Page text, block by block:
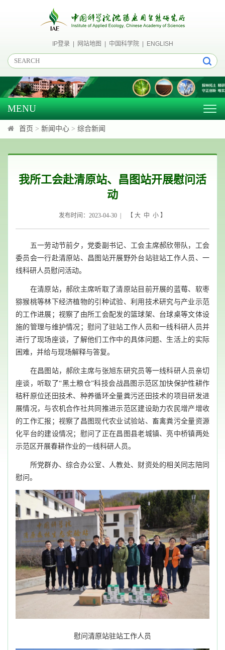
IP登录| 网站地图 中国科学院| ENGLISH
MENU
首页 > 新闻中心 > 综合新闻
我所工会赴清原站、昌图站开展慰问活
动
发布时间：2023-04-30 | 【 大 中 小 】
五一劳动节前夕，党委副书记、工会主席郝欣带队，工会
委员会一行赴清原站、昌图站开展野外台站驻站工作人员、一
线科研人员慰问活动。
在清原站，郝欣主席听取了清原站目前开展的蓝莓、软枣
猕猴桃等林下经济植物的引种试验、利用技术研究与产业示范
的工作进展；视察了由所工会配发的篮球架、台球桌等文体设
施的管理与维护情况；慰问了驻站工作人员和一线科研人员并
进行了现场座谈，了解他们工作中的具体问题、生活上的实际
困难，并给与现场解释与答复。
在昌图站，郝欣主席与张旭东研究员等一线科研人员亲切
座谈，听取了“黑土粮仓”科技会战昌图示范区加快保护性耕作
秸秆原位还田技术、种养循环全量粪污还田技术的项目研发进
展情况，与农机合作社共同推进示范区建设助力农民增产增收
的工作汇报；视察了昌图现代农业试验站、畜禽粪污全量资源
化平台的建设情况；慰问了正在昌图县老城镇、亮中桥镇两处
示范区开展春耕作业的一线科研人员。
所党群办、综合办公室、人教处、财资处的相关同志陪同
慰问。
慰问清原站驻站工作人员